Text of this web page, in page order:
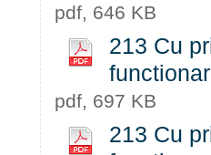
pdf, 646 KB
213 Cu
pdf, 697 KB
213 Cu